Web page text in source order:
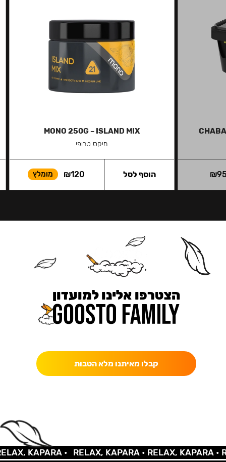
₪
MONO 250G – ISLAND MIX
מיקס טרופי
₪120 מומלץ הוסף לסל
הצטרפו אלינו למועדון
קבלו מאיתנו מלא הטבות
KAPARA • RELAX, KAPARA •RELAX, KAPARA •